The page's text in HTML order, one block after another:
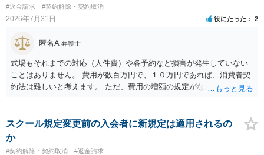
#返金請求 #契約解除・契約取消
2026年7月31日 役にたった 2
匿名A 弁護士
式場もそれまでの対応（人件費）や各予約など損害が発生していない
ことはありません。 費用が数百万円で、１０万円であれば、消費者契
約法は難しいと考えます。 ただ、費用の増額の規定がなかったのに増
ということになり、解約するのは理由がないことになります。
スクール規定変更前の入会者に新規定は適用されるの
か
#契約解除・契約取消 #返金請求